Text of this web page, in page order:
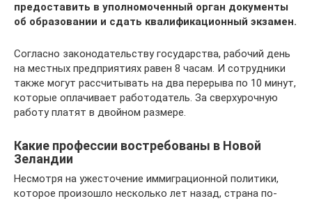
предоставить в уполномоченный орган документы
об образовании и сдать квалификационный экзамен.
Согласно законодательству государства, рабочий день
на местных предприятиях равен 8 часам. И сотрудники
также могут рассчитывать на два перерыва по 10 минут,
которые оплачивает работодатель. За сверхурочную
работу платят в двойном размере.
Какие профессии востребованы в Новой
Зеландии
Несмотря на ужесточение иммиграционной политики,
которое произошло несколько лет назад, страна по-